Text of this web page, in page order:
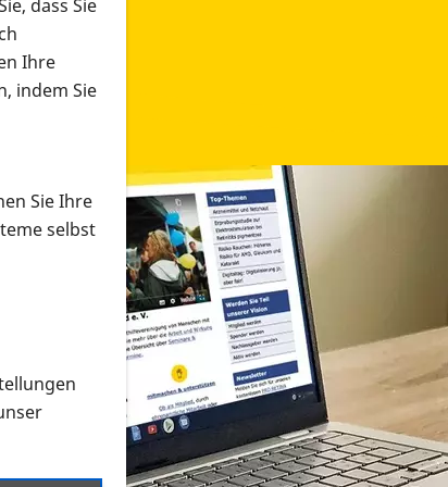
Formaten an
suchen und dieses bestellen bzw. herunterladen
dass Sie
Ihre
indem Sie
Sie Ihre
selbst